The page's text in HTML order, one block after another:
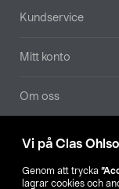
Vi på Clas
Genom att trycka
lagrar cookies och
Sidfot
Kundservice
Mitt konto
Om oss
Aktuellt
Våra bolag